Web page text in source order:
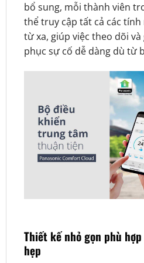
bổ sung, mỗi thành viên
thể truy cập tất cả các tính
từ xa, giúp việc theo dõi và
phục sự cố dễ dàng dù từ
Thiết kế nhỏ gọn phù
hẹp